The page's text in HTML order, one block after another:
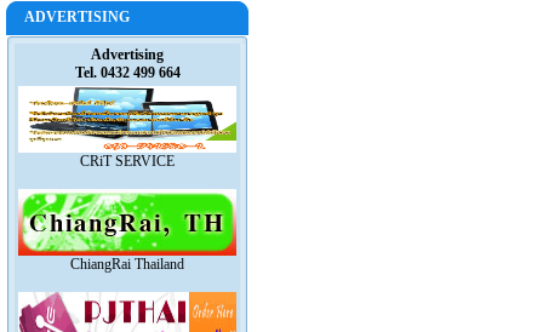
ADVERTISING
Advertising
Tel. 0432 499 664
CRiT SERVICE
ChiangRai Thailand